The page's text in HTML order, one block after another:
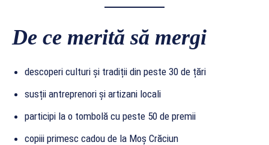
De ce merită să mergi
descoperi culturi și tradiții din peste 30 de țări
susții antreprenori și artizani locali
participi la o tombolă cu peste 50 de premii
copiii primesc cadou de la Moș Crăciun